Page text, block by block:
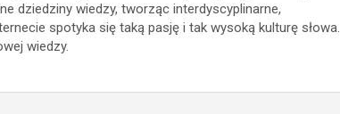
dziedziny wiedzy, tworząc interdyscyplinarne,
spotyka się taką pasję i tak wysoką kulturę słowa.
wiedzy.